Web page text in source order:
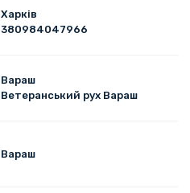
Харків
380984047966
Вараш
Ветеранський рух Вараш
Вараш